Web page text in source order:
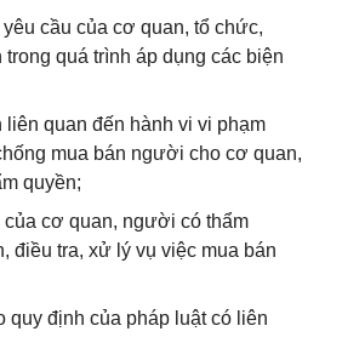
cầu của cơ quan, tổ chức,
quá trình áp dụng các biện
liên quan đến hành vi vi phạm
mua bán người cho cơ quan,
quyền;
cơ quan, người có thẩm
điều tra, xử lý vụ việc mua bán
quy định của pháp luật có liên